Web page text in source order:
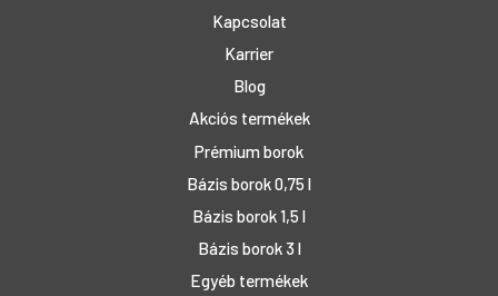
Kapcsolat
Karrier
Blog
Akciós termékek
Prémium borok
Bázis borok 0,75 l
Bázis borok 1,5 l
Bázis borok 3 l
Egyéb termékek